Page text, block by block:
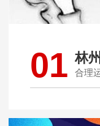
01 林
合理